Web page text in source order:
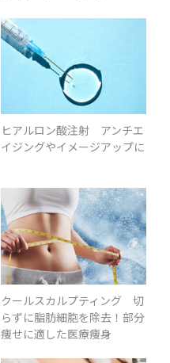
ヒアルロン酸注射 アンチエ
イジングやイメージアップに
クールスカルプティング 切
らずに脂肪細胞を除去！部分
痩せに適した医療痩身